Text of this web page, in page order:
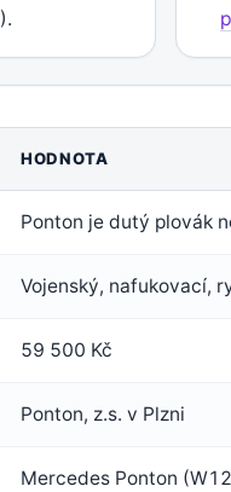
).
HODNOTA
Ponton je dutý plovák
Vojenský, nafukovací,
59 500 Kč
Ponton, z.s. v Plzni
Mercedes Ponton